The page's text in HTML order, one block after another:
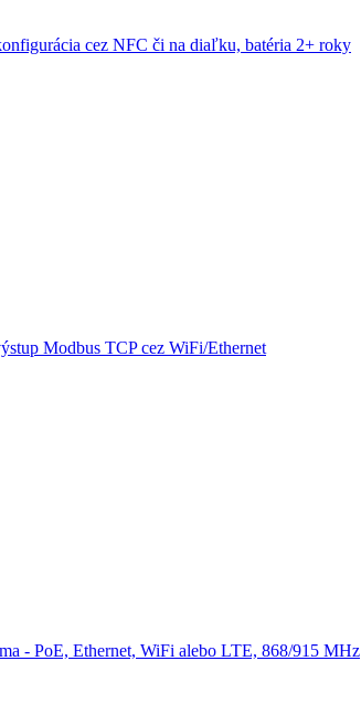
cez NFC či na diaľku, batéria 2+ roky
Modbus TCP cez WiFi/Ethernet
- PoE, Ethernet, WiFi alebo LTE, 868/915 MHz